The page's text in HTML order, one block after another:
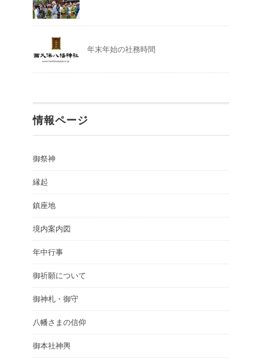
年末年始の社務時間
情報ページ
御祭神
縁起
鎮座地
境内案内図
年中行事
御祈願について
御神札・御守
八幡さまの信仰
御本社神輿